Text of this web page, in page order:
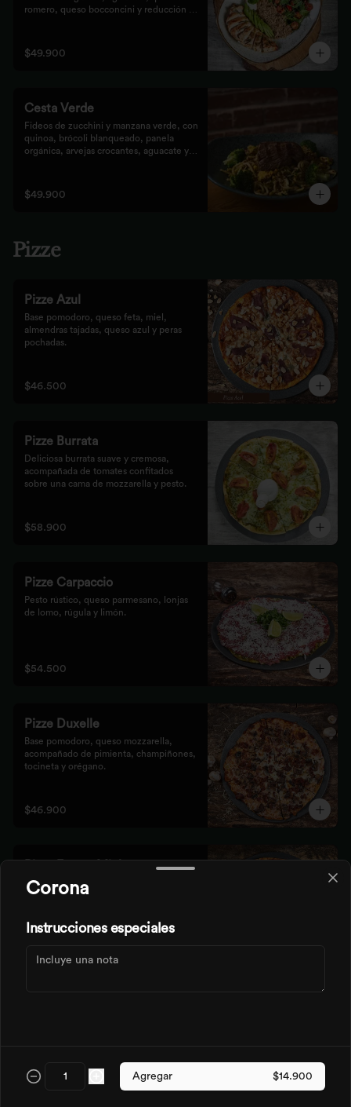
romero, queso bocconcini y reducción
$49.900
Cesta Verde
Fideos de zucchini y manzana verde, con
quinoa, brócoli blanqueado, panela
orgánica, arvejas crocantes, aguacate y
$49.900
Pizze
Pizze Azul
Base pomodoro, queso feta, miel,
almendras tajadas, queso azul y peras
pochadas.
$46.500
Pizze Burrata
Deliciosa burrata suave y cremosa,
acompañada de tomates confitados
sobre una cama de mozzarella y pesto.
$58.900
Pizze Carpaccio
Pesto rústico, queso parmesano, lonjas
de lomo, rúgula y limón.
$54.500
Pizze Duxelle
Base pomodoro, queso mozzarella,
acompañado de pimienta, champiñones,
tocineta y orégano.
$46.900
Nuestra masa crocante con el toque
fresco de la piña y jamón dulce.
Corona
Instrucciones especiales
Agregar $14.900